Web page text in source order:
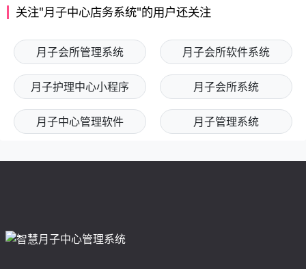
关注"月子中心店务系统"的用户还关注
月子会所管理系统 月子会所软件系统
月子护理中心小程序 月子会所系统
月子中心管理软件 月子管理系统